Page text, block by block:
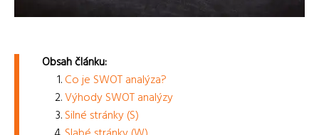
Obsah článku:
Co je SWOT analýza?
Výhody SWOT analýzy
Silné stránky (S)